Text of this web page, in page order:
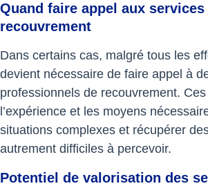
Quand faire appel aux services
recouvrement
Dans certains cas, malgré tous les
devient nécessaire de faire appel à
professionnels de recouvrement.
l’expérience et les moyens
situations complexes et récupérer
autrement difficiles à percevoir.
Potentiel de valorisation des